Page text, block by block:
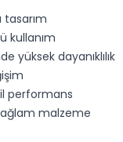
kullanım
yüksek dayanıklılık
performans
malzeme